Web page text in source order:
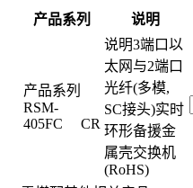
产品系列 说明
产品系列
RSM-
405FC CR
说明3端口以
太网与2端口
光纤(多模,
SC接头)实时
环形备援金
属壳交换机
(RoHS)